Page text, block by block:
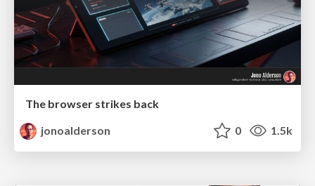
The browser strikes back
jonoalderson
0 1.5k